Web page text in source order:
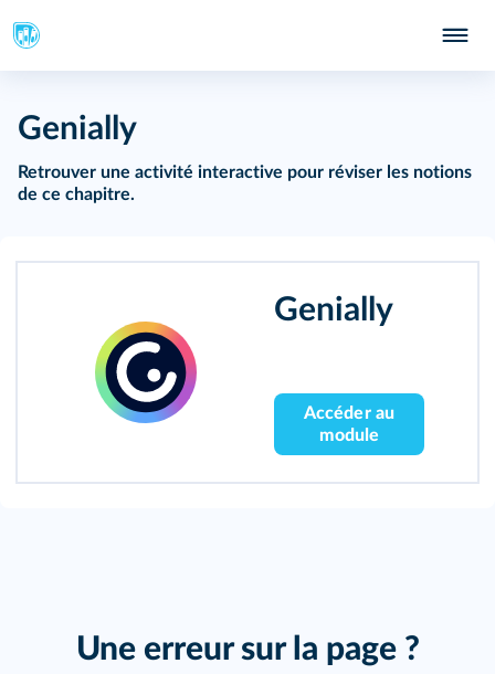
Genially
Retrouver une activité interactive pour réviser les notions
de ce chapitre.
Genially
Accéder au
module
Une erreur sur la page ?